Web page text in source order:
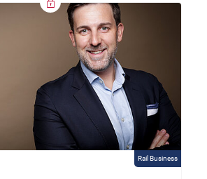
Rail Business